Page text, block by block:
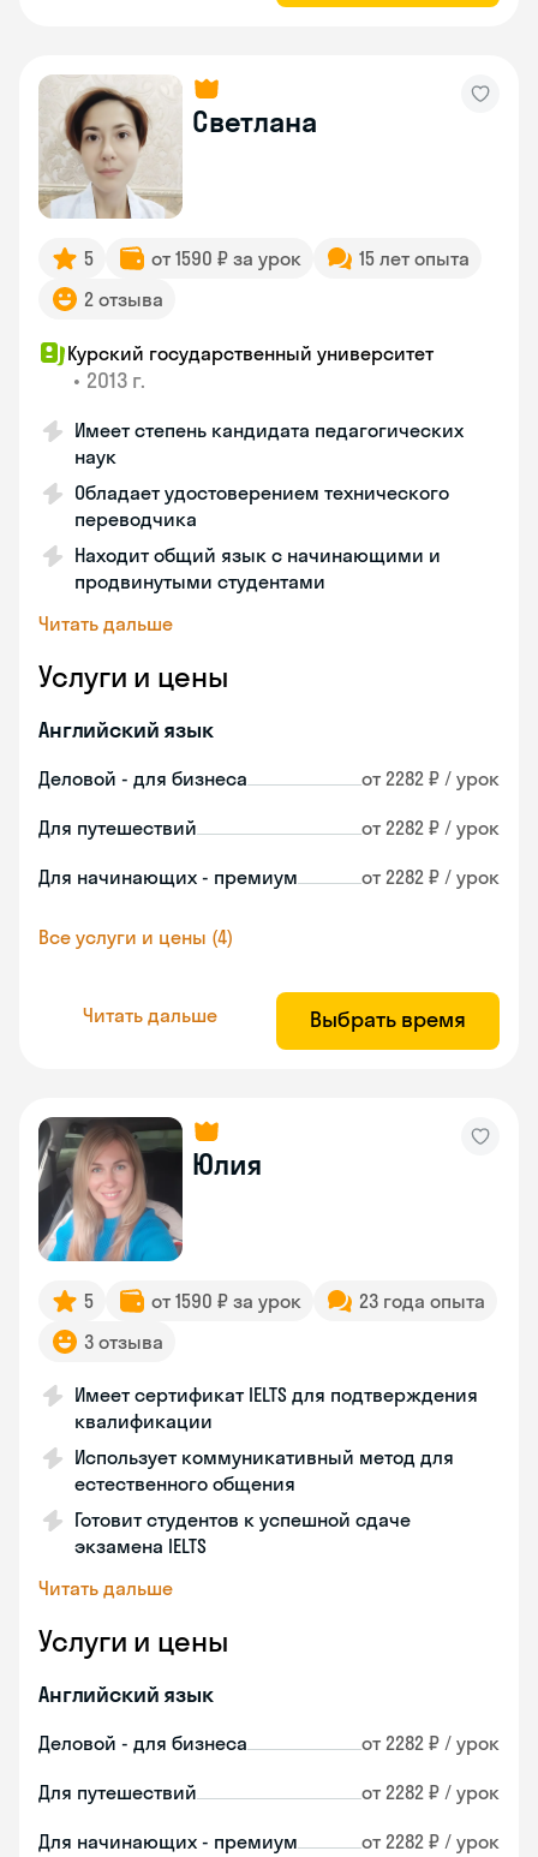
Светлана
5 от 1590 ₽ за урок
15 лет опыта
2 отзыва
Курский государственный университет
• 2013 г.
Имеет степень кандидата педагогических
наук
Обладает удостоверением технического
переводчика
Находит общий язык с начинающими и
продвинутыми студентами
Читать дальше
Услуги и цены
Английский язык
Деловой - для бизнеса от 2282 ₽ / урок
Для путешествий от 2282 ₽ / урок
Для начинающих - премиум от 2282 ₽ / урок
Все услуги и цены (4)
Читать дальше Выбрать время
Юлия
5 от 1590 ₽ за урок
23 года опыта
3 отзыва
Имеет сертификат IELTS для подтверждения
квалификации
Использует коммуникативный метод для
естественного общения
Готовит студентов к успешной сдаче
экзамена IELTS
Читать дальше
Услуги и цены
Английский язык
Деловой - для бизнеса от 2282 ₽ / урок
Для путешествий от 2282 ₽ / урок
Для начинающих - премиум от 2282 ₽ / урок